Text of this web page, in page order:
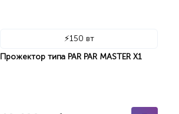
⚡150 вт
Прожектор типа PAR PAR MASTER X1